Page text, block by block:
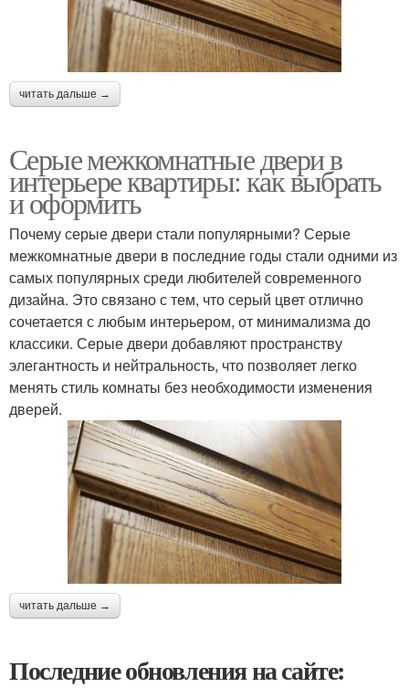
читать дальше →
Серые межкомнатные двери в
интерьере квартиры: как выбрать
и оформить
Почему серые двери стали популярными? Серые
межкомнатные двери в последние годы стали одними из
самых популярных среди любителей современного
дизайна. Это связано с тем, что серый цвет отлично
сочетается с любым интерьером, от минимализма до
классики. Серые двери добавляют пространству
элегантность и нейтральность, что позволяет легко
менять стиль комнаты без необходимости изменения
дверей.
читать дальше →
Последние обновления на сайте: